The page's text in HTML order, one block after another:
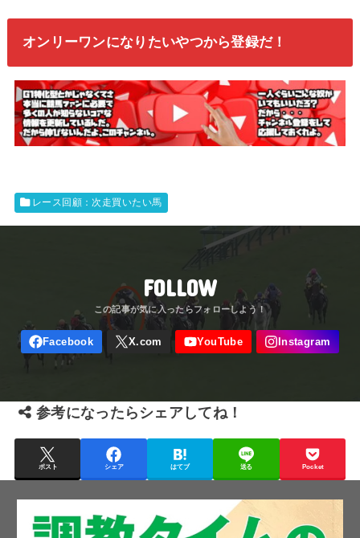
オンリーワンになりたいやつから登録だ！
レース回顧：次走買いたい馬
FOLLOW
参考になったらシェアしてね！
ポスト シェア はてブ 送る Pocket